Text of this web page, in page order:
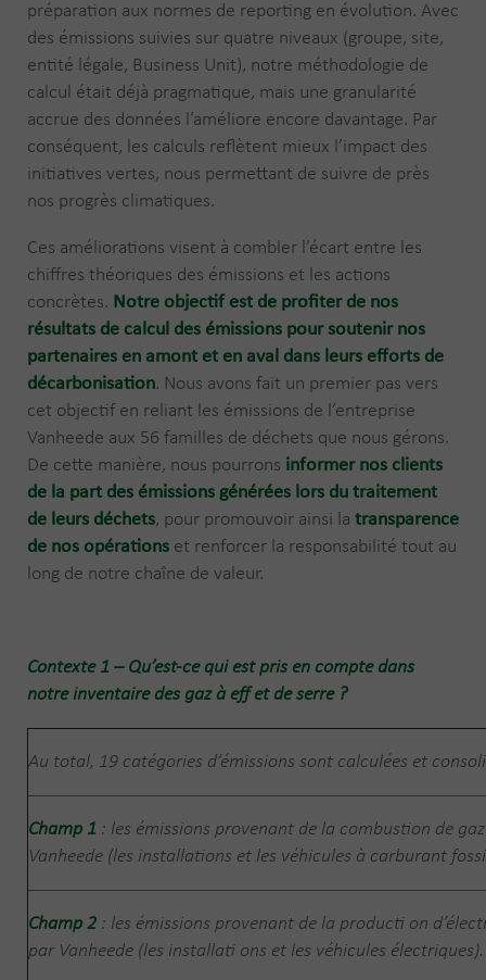
préparation aux normes de reporting en évolution. Avec
des émissions suivies sur quatre niveaux (groupe, site,
entité légale, Business Unit), notre méthodologie de
calcul était déjà pragmatique, mais une granularité
accrue des données l’améliore encore davantage. Par
conséquent, les calculs reflètent mieux l’impact des
initiatives vertes, nous permettant de suivre de près
nos progrès climatiques.
Ces améliorations visent à combler l’écart entre les
chiffres théoriques des émissions et les actions
concrètes. Notre objectif est de profiter de nos
résultats de calcul des émissions pour soutenir nos
partenaires en amont et en aval dans leurs efforts de
décarbonisation. Nous avons fait un premier pas vers
cet objectif en reliant les émissions de l’entreprise
Vanheede aux 56 familles de déchets que nous gérons.
De cette manière, nous pourrons informer nos clients
de la part des émissions générées lors du traitement
de leurs déchets, pour promouvoir ainsi la transparence
de nos opérations et renforcer la responsabilité tout au
long de notre chaîne de valeur.
Contexte 1 – Qu’est-ce qui est pris en compte dans
notre inventaire des gaz à eff et de serre ?
Au total, 19 catégories d’émissions sont calculées et
Champ 1 : les émissions provenant de la combustion de
Vanheede (les installations et les véhicules à carburant
Champ 2 : les émissions provenant de la producti on
par Vanheede (les installati ons et les véhicules